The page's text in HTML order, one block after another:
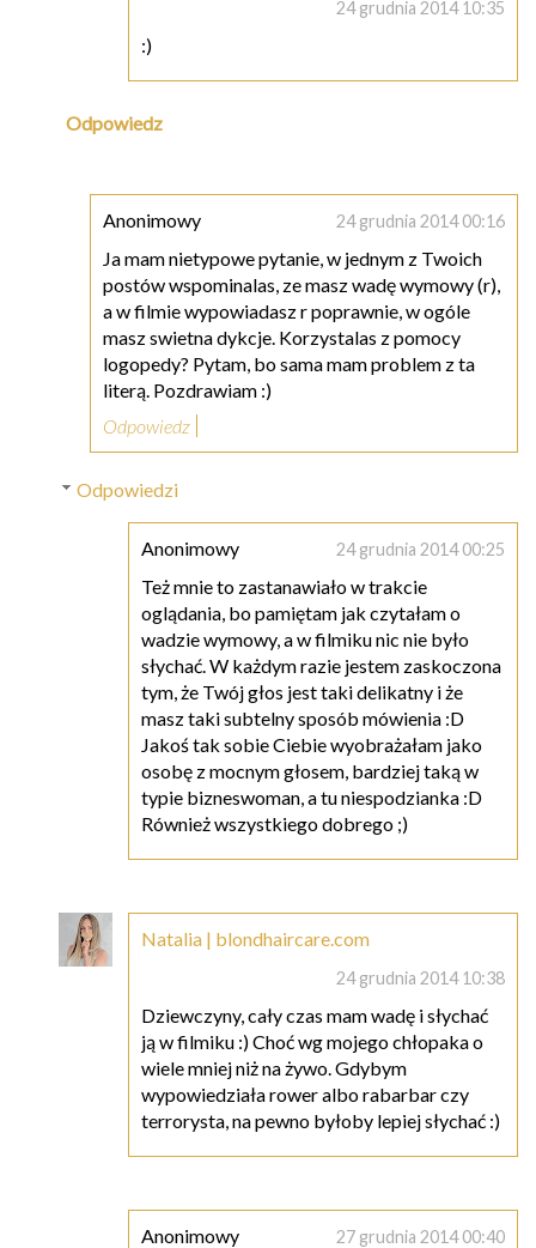
24 grudnia 2014 10:35
:)
Odpowiedz
Anonimowy 24 grudnia 2014 00:16
Ja mam nietypowe pytanie, w jednym z Twoich
postów wspominalas, ze masz wadę wymowy (r),
a w filmie wypowiadasz r poprawnie, w ogóle
masz swietna dykcje. Korzystalas z pomocy
logopedy? Pytam, bo sama mam problem z ta
literą. Pozdrawiam :)
Odpowiedz
Odpowiedzi
Anonimowy 24 grudnia 2014 00:25
Też mnie to zastanawiało w trakcie
oglądania, bo pamiętam jak czytałam o
wadzie wymowy, a w filmiku nic nie było
słychać. W każdym razie jestem zaskoczona
tym, że Twój głos jest taki delikatny i że
masz taki subtelny sposób mówienia :D
Jakoś tak sobie Ciebie wyobrażałam jako
osobę z mocnym głosem, bardziej taką w
typie bizneswoman, a tu niespodzianka :D
Również wszystkiego dobrego ;)
Natalia | blondhaircare.com
24 grudnia 2014 10:38
Dziewczyny, cały czas mam wadę i słychać
ją w filmiku :) Choć wg mojego chłopaka o
wiele mniej niż na żywo. Gdybym
wypowiedziała rower albo rabarbar czy
terrorysta, na pewno byłoby lepiej słychać :)
Anonimowy 27 grudnia 2014 00:40